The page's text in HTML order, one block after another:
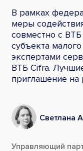
В рамках
меры
совместно с ВТБ
субъекта
экспертами
ВТБ Cifra.
приглашение на
Светлана
Управляющий